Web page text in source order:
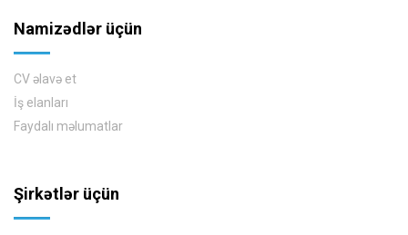
Namizədlər üçün
CV əlavə et
İş elanları
Faydalı məlumatlar
Şirkətlər üçün